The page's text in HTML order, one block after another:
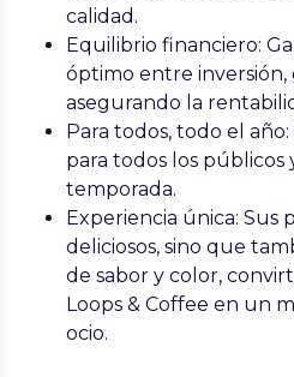
calidad.
Equilibrio financiero:
óptimo entre inversión,
asegurando la
Para todos, todo el año:
para todos los públicos
temporada.
Experiencia única: Sus
deliciosos, sino que
de sabor y color,
Loops & Coffee en un
ocio.